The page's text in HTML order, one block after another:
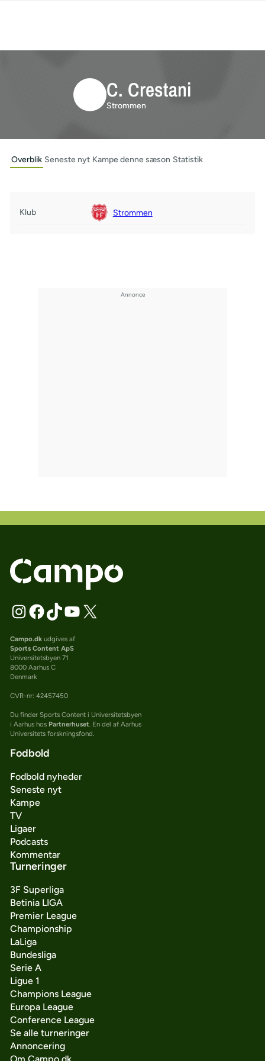
C. Crestani
Strommen
Overblik Seneste nyt Kampe denne sæson Statistik
Klub Strommen
Campo.dkudgives af
Sports Content ApS
Universitetsbyen 71
8000 Aarhus C
Denmark
CVR-nr: 42457450
Du finder Sports Content i Universitetsbyen
i Aarhus hos Partnerhuset. En del af Aarhus
Universitets forskningsfond.
Fodbold
Fodbold nyheder
Seneste nyt
Kampe
TV
Ligaer
Podcasts
Kommentar
Turneringer
3F Superliga
Betinia LIGA
Premier League
Championship
LaLiga
Bundesliga
Serie A
Ligue 1
Champions League
Europa League
Conference League
Se alle turneringer
Annoncering